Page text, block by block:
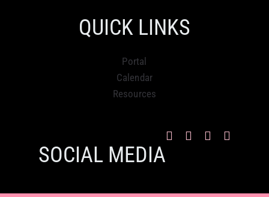
QUICK LINKS
Portal
Calendar
Resources
SOCIAL MEDIA